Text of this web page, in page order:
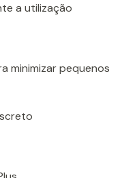
a utilização
minimizar pequenos